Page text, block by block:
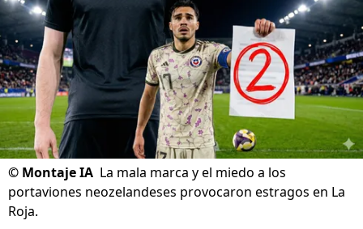
© Montaje IA La mala marca y el miedo a los
portaviones neozelandeses provocaron estragos en La
Roja.